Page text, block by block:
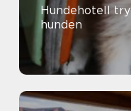
Hundehotell trygg og aktiv ferie for
hunden